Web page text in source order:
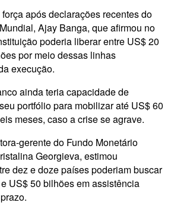
após declarações recentes do
Ajay Banga, que afirmou no
poderia liberar entre US$ 20
por meio dessas linhas
execução.
ainda teria capacidade de
portfólio para mobilizar até US$ 60
meses, caso a crise se agrave.
gerente do Fundo Monetário
Georgieva, estimou
dez e doze países poderiam buscar
US$ 50 bilhões em assistência